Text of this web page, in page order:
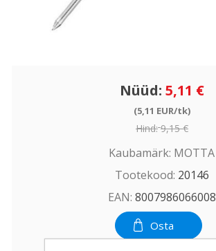
Nüüd: 5,11 €
(5,11 EUR/tk)
Hind: 9,15 €
Kaubamärk: MOTTA
Tootekood: 20146
EAN: 8007986066008
Osta